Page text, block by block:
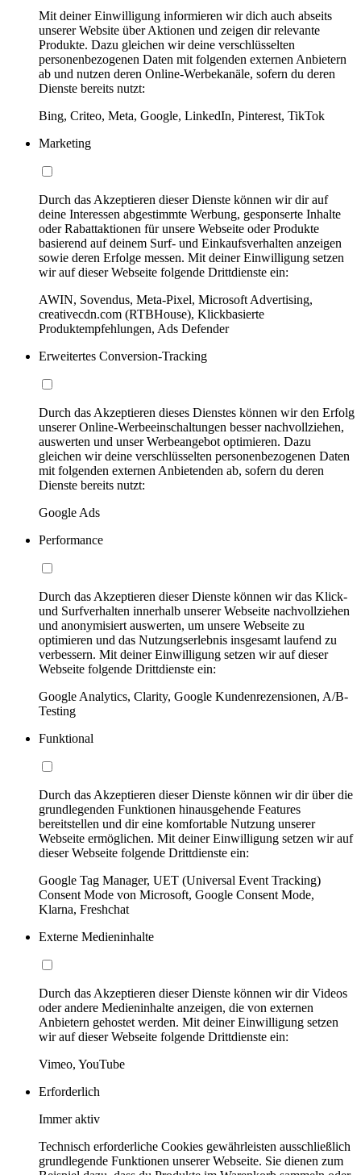
Mit deiner Einwilligung informieren wir dich auch abseits
unserer Website über Aktionen und zeigen dir relevante
Produkte. Dazu gleichen wir deine verschlüsselten
personenbezogenen Daten mit folgenden externen Anbietern
ab und nutzen deren Online-Werbekanäle, sofern du deren
Dienste bereits nutzt:
Bing, Criteo, Meta, Google, LinkedIn, Pinterest, TikTok
Marketing
Durch das Akzeptieren dieser Dienste können wir dir auf
deine Interessen abgestimmte Werbung, gesponserte Inhalte
oder Rabattaktionen für unsere Webseite oder Produkte
basierend auf deinem Surf- und Einkaufsverhalten anzeigen
sowie deren Erfolge messen. Mit deiner Einwilligung setzen
wir auf dieser Webseite folgende Drittdienste ein:
AWIN, Sovendus, Meta-Pixel, Microsoft Advertising,
creativecdn.com (RTBHouse), Klickbasierte
Produktempfehlungen, Ads Defender
Erweitertes Conversion-Tracking
Durch das Akzeptieren dieses Dienstes können wir den Erfolg
unserer Online-Werbeeinschaltungen besser nachvollziehen,
auswerten und unser Werbeangebot optimieren. Dazu
gleichen wir deine verschlüsselten personenbezogenen Daten
mit folgenden externen Anbietenden ab, sofern du deren
Dienste bereits nutzt:
Google Ads
Performance
Durch das Akzeptieren dieser Dienste können wir das Klick-
und Surfverhalten innerhalb unserer Webseite nachvollziehen
und anonymisiert auswerten, um unsere Webseite zu
optimieren und das Nutzungserlebnis insgesamt laufend zu
verbessern. Mit deiner Einwilligung setzen wir auf dieser
Webseite folgende Drittdienste ein:
Google Analytics, Clarity, Google Kundenrezensionen, A/B-
Testing
Funktional
Durch das Akzeptieren dieser Dienste können wir dir über die
grundlegenden Funktionen hinausgehende Features
bereitstellen und dir eine komfortable Nutzung unserer
Webseite ermöglichen. Mit deiner Einwilligung setzen wir auf
dieser Webseite folgende Drittdienste ein:
Google Tag Manager, UET (Universal Event Tracking)
Consent Mode von Microsoft, Google Consent Mode,
Klarna, Freshchat
Externe Medieninhalte
Durch das Akzeptieren dieser Dienste können wir dir Videos
oder andere Medieninhalte anzeigen, die von externen
Anbietern gehostet werden. Mit deiner Einwilligung setzen
wir auf dieser Webseite folgende Drittdienste ein:
Vimeo, YouTube
Erforderlich
Immer aktiv
Technisch erforderliche Cookies gewährleisten ausschließlich
grundlegende Funktionen unserer Webseite. Sie dienen zum